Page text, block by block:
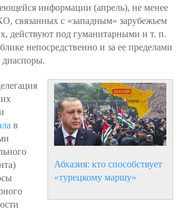
информации (апрель), не менее
связанных с «западным» зарубежьем
действуют под гуманитарными и т. п.
непосредственно и за ее пределами
диаспоры.
Абхазия: кто способствует
«турецкому маршу»
в